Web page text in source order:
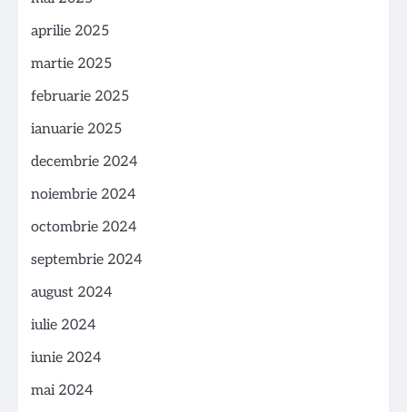
aprilie 2025
martie 2025
februarie 2025
ianuarie 2025
decembrie 2024
noiembrie 2024
octombrie 2024
septembrie 2024
august 2024
iulie 2024
iunie 2024
mai 2024